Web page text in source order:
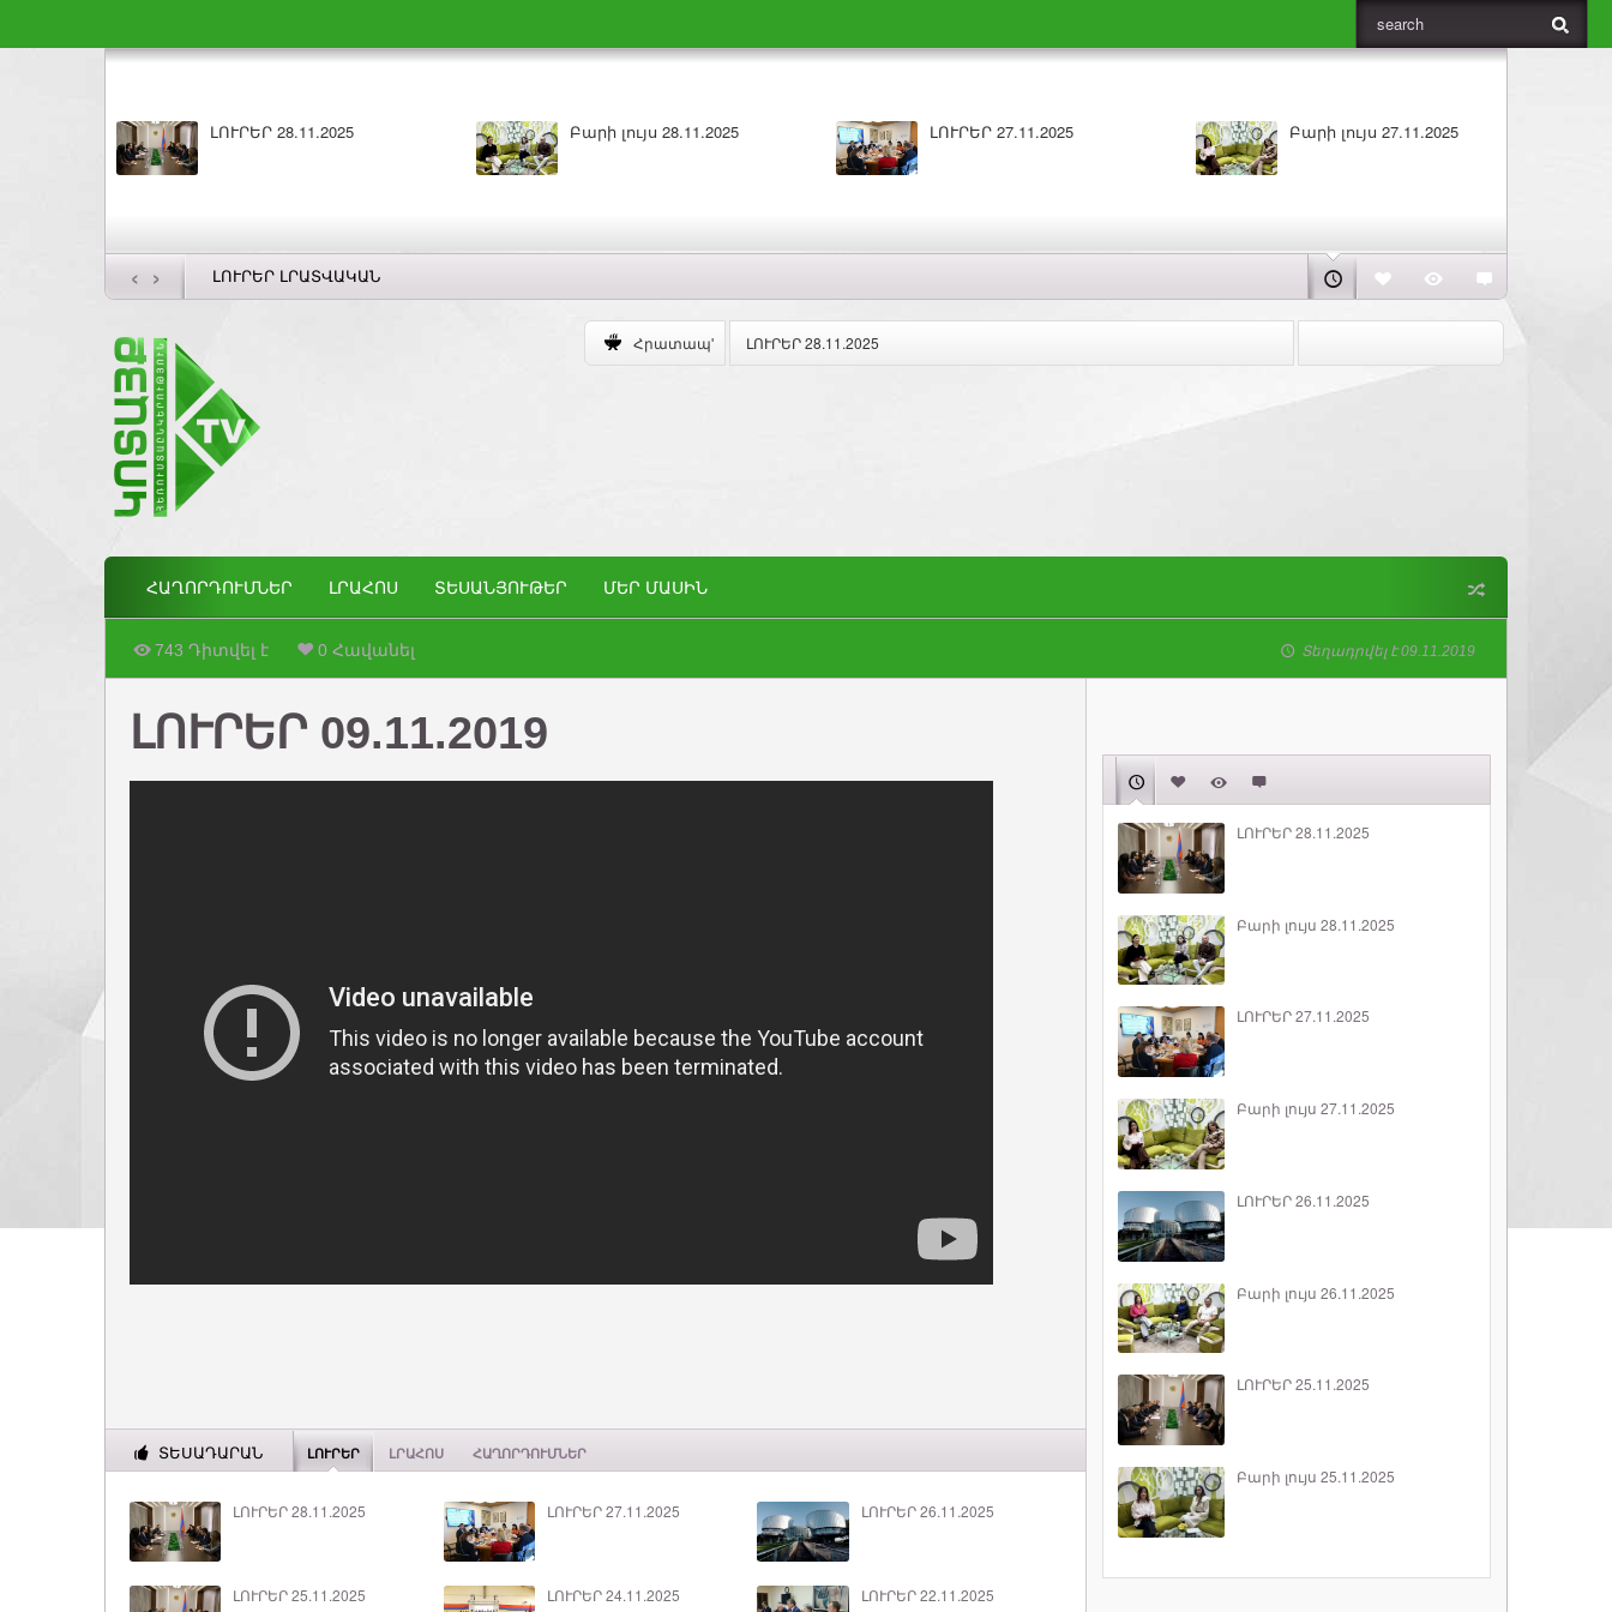
ԼՈՒՐԵՐ 27.11.2025 Բարի լույս 27.11.2025 ԼՈՒՐԵՐ 26.11.2025 Բարի լույս 26.11.2025
‹ › ԼՈՒՐԵՐ ԼՐԱՏՎԱԿԱՆ
Հրատապ' ԼՈՒՐԵՐ 28.11.2025
ՀԱՂՈՐԴՈՒՄՆԵՐ ԼՐԱՀՈՍ ՏԵՍԱՆՅՈՒԹԵՐ ՄԵՐ ՄԱՍԻՆ
743 Դիտվել է 0 Հավանել Տեղադրվել է 09.11.2019
ԼՈՒՐԵՐ 09.11.2019
ՏԵՍԱԴԱՐԱՆ ԼՈՒՐԵՐ ԼՐԱՀՈՍ ՀԱՂՈՐԴՈՒՄՆԵՐ
ԼՈՒՐԵՐ 28.11.2025 ԼՈՒՐԵՐ 27.11.2025 ԼՈՒՐԵՐ 26.11.2025
ԼՈՒՐԵՐ 25.11.2025 ԼՈՒՐԵՐ 24.11.2025 ԼՈՒՐԵՐ 22.11.2025
ԼՈՒՐԵՐ 28.11.2025
Բարի լույս 28.11.2025
ԼՈՒՐԵՐ 27.11.2025
Բարի լույս 27.11.2025
ԼՈՒՐԵՐ 26.11.2025
Բարի լույս 26.11.2025
ԼՈՒՐԵՐ 25.11.2025
Բարի լույս 25.11.2025